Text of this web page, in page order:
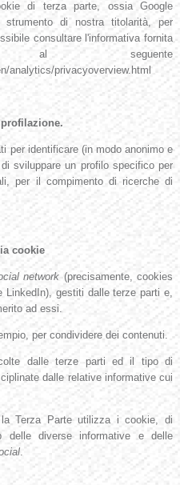
di terza parte, ossia Google
di nostra titolarità, per
consultare l'informativa fornita
seguente
analytics/privacyoverview.html
per identificare (in modo anonimo e
sviluppare un profilo specifico per
per il compimento di ricerche di
cookie
network (precisamente, cookies
LinkedIn), gestiti dalle terze parti e,
ad essi.
per condividere dei contenuti.
dalle terze parti ed il tipo di
dalle relative informative cui
Terza Parte utilizza i cookie, di
delle diverse informative e delle
.